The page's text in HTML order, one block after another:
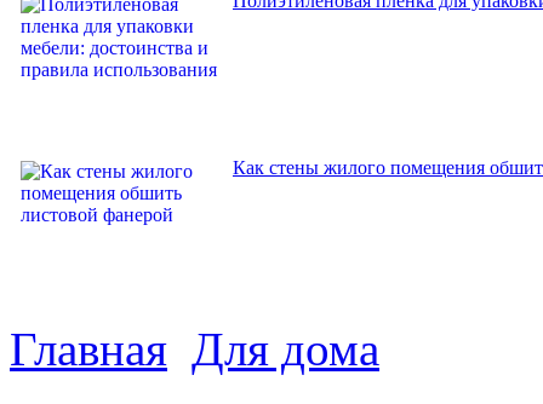
Как стены жилого помещения
Главная Для дома